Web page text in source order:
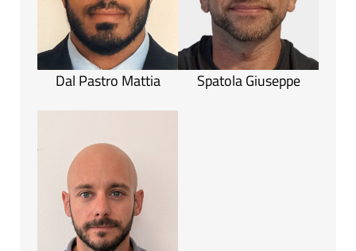
Dal Pastro Mattia Spatola Giuseppe